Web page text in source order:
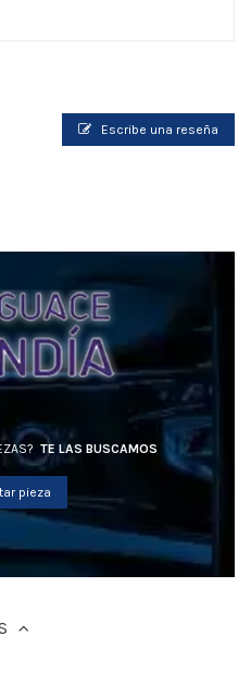
Escribe una reseña
TE LAS BUSCAMOS
pieza